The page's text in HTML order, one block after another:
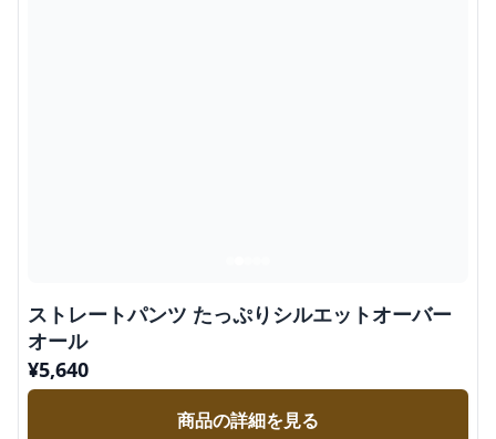
ストレートパンツ たっぷりシルエットオーバー
オール
¥5,640
商品の詳細を見る